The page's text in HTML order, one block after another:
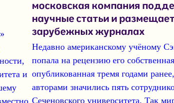
и
московская компания
научные статьи и
зарубежных журналах
Недавно американскому учёному
попала на рецензию его
опубликованная тремя годами
авторами значились пять
Сеченовского университета. Так